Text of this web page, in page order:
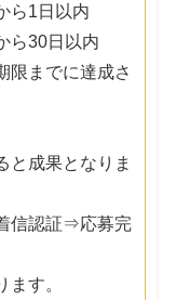
1日以内
ら30日以内
限までに達成さ
と成果となりま
信認証⇒応募完
す。